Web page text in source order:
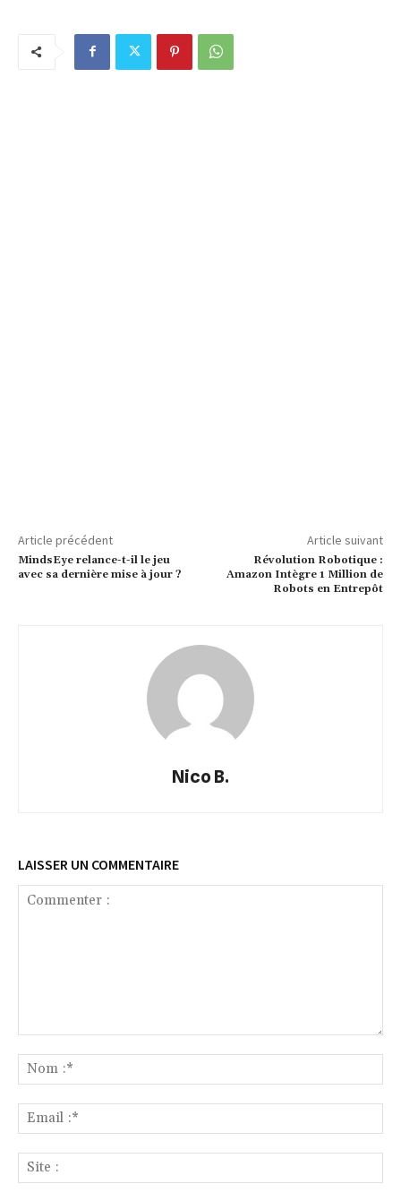
Article précédent
MindsEye relance-t-il le jeu
avec sa dernière mise à jour ?
Article suivant
Révolution Robotique :
Amazon Intègre 1 Million de
Robots en Entrepôt
Nico B.
LAISSER UN COMMENTAIRE